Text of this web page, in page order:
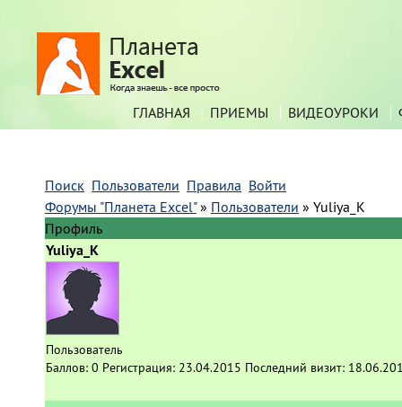
ГЛАВНАЯ ПРИЕМЫ ВИДЕОУРОКИ
Поиск Пользователи Правила Войти
Форумы "Планета Excel" » Пользователи » Yuliya_K
Профиль
Yuliya_K
Пользователь
Баллов: 0 Регистрация: 23.04.2015 Последний визит: